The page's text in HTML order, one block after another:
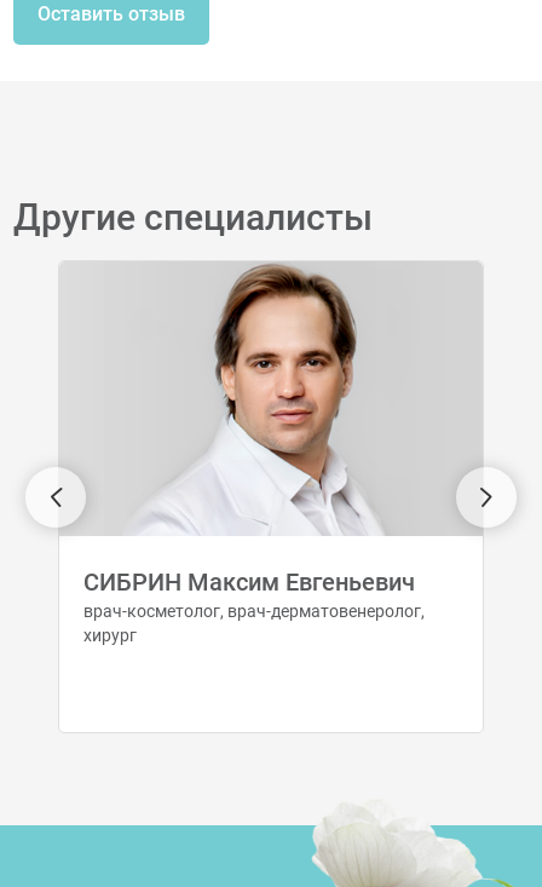
Оставить отзыв
Другие специалисты
СИБРИН Максим Евгеньевич
врач-косметолог, врач-дерматовенеролог,
хирург